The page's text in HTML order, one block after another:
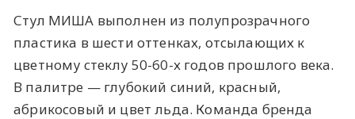
Стул МИША выполнен из полупрозрачного
пластика в шести оттенках, отсылающих к
цветному стеклу 50-60-х годов прошлого века.
В палитре — глубокий синий, красный,
абрикосовый и цвет льда. Команда бренда